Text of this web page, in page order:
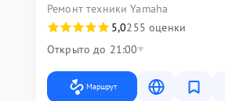
Ремонт техники Yamaha
5,0255 оценки
Открыто до 21:00
Маршрут